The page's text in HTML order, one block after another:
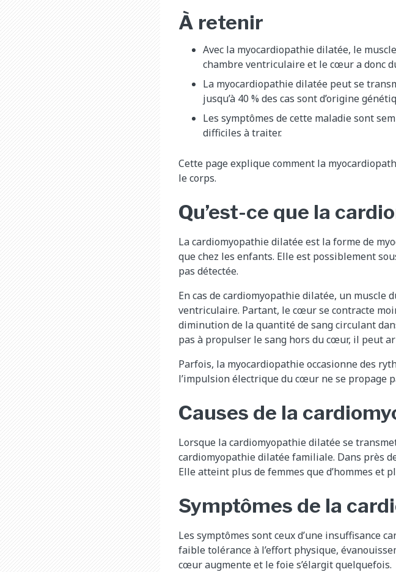
À retenir
Avec la myocardiopathie dilatée, le
chambre ventriculaire et le cœur a donc
La myocardiopathie dilatée peut se
jusqu’à 40 % des cas sont d’origine
Les symptômes de cette maladie sont
difficiles à traiter.
Cette page explique comment la
le corps.
Qu’est-ce que la
La cardiomyopathie dilatée est la forme de
que chez les enfants. Elle est possiblement
pas détectée.
En cas de cardiomyopathie dilatée, un
ventriculaire. Partant, le cœur se contracte
diminution de la quantité de sang circulant
pas à propulser le sang hors du cœur, il peut
Parfois, la myocardiopathie occasionne des
l’impulsion électrique du cœur ne se propage
Causes de la
Lorsque la cardiomyopathie dilatée se
cardiomyopathie dilatée familiale. Dans près
Elle atteint plus de femmes que d’hommes et
Symptômes de la
Les symptômes sont ceux d’une insuffisance
faible tolérance à l’effort physique,
cœur augmente et le foie s’élargit quelquefois.